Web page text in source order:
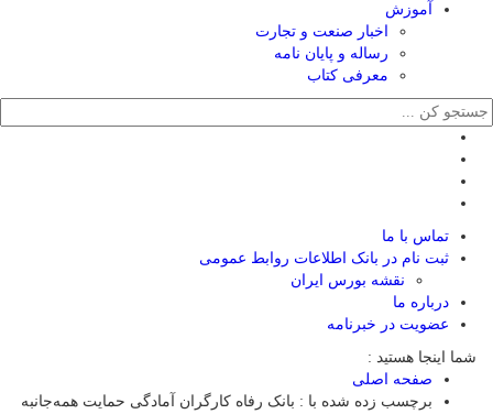
آموزش
اخبار صنعت و تجارت
رساله و پایان نامه
معرفی کتاب
تماس با ما
ثبت نام در بانک اطلاعات روابط عمومی
نقشه بورس ایران
درباره ما
عضويت در خبرنامه
شما اینجا هستید :
صفحه اصلی
برچسب زده شده با : بانک رفاه کارگران آمادگی حمایت همه‌جانبه